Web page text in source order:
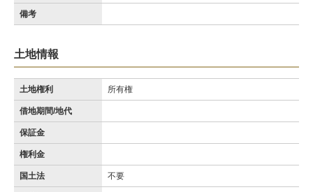
備考
土地情報
土地権利 所有権
借地期間/地代
保証金
権利金
国土法 不要